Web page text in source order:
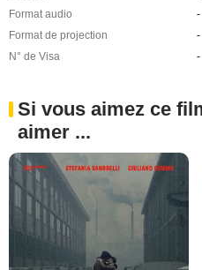
Format audio
-
Format de projection
-
N° de Visa
-
Si vous aimez ce
aimer ...